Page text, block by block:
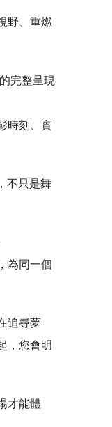
野、重燃
完整呈現
時刻、實
不只是舞
為同一個
追尋夢
，您會明
才能體